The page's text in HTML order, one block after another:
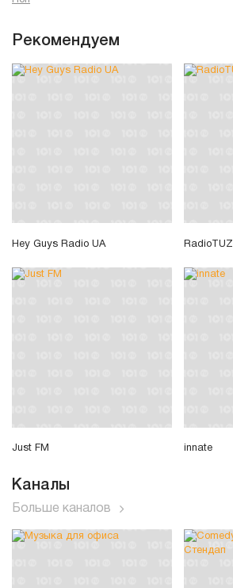
Рекомендуем
Hey Guys Radio UA RadioTUZ
Just FM innate
Каналы
Больше каналов